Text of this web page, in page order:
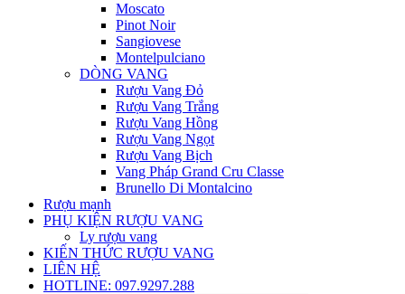
Moscato
Pinot Noir
Sangiovese
Montelpulciano
DÒNG VANG
Rượu Vang Đỏ
Rượu Vang Trắng
Rượu Vang Hồng
Rượu Vang Ngọt
Rượu Vang Bịch
Vang Pháp Grand Cru Classe
Brunello Di Montalcino
Rượu mạnh
PHỤ KIỆN RƯỢU VANG
Ly rượu vang
KIẾN THỨC RƯỢU VANG
LIÊN HỆ
HOTLINE: 097.9297.288